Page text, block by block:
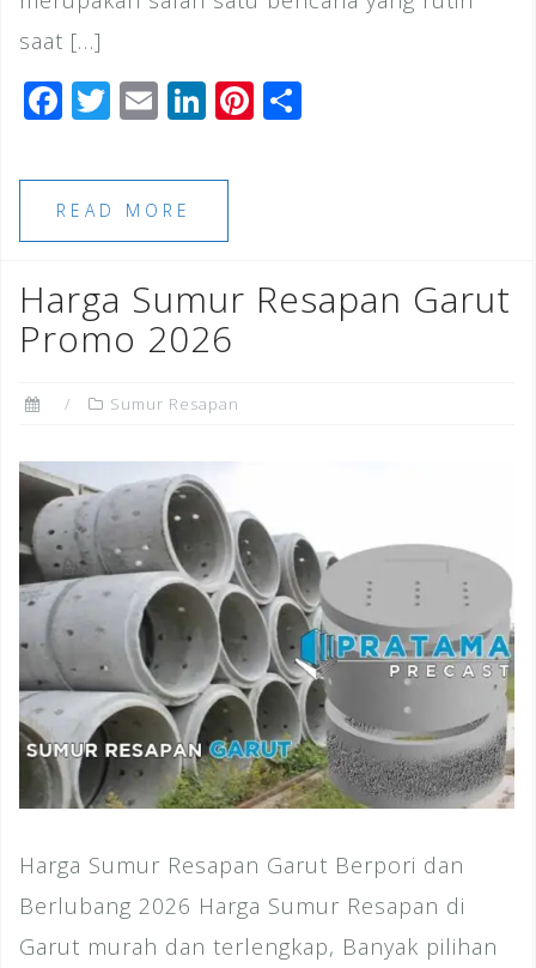
saat […]
F
c
e
b
o
o
k
T
tt
e
r
E
ai
l
Li
k
dI
n
Pi
st
READ MORE
Harga Sumur Resapan Garut
Promo 2026
Sumur Resapan
Harga Sumur Resapan Garut Berpori dan
Berlubang 2026 Harga Sumur Resapan di
Garut murah dan terlengkap, Banyak pilihan